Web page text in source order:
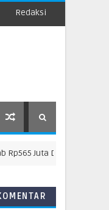
Redaksi
Juta Disorot